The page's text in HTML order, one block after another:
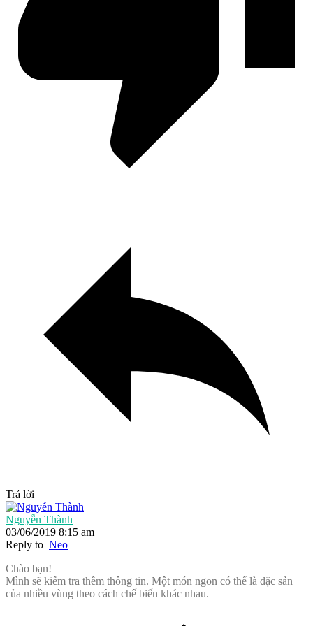
Trả lời
Nguyễn Thành
03/06/2019 8:15 am
Reply to Neo
Chào bạn!
Mình sẽ kiểm tra thêm thông tin. Một món ngon có thể là đặc sản
của nhiều vùng theo cách chế biến khác nhau.